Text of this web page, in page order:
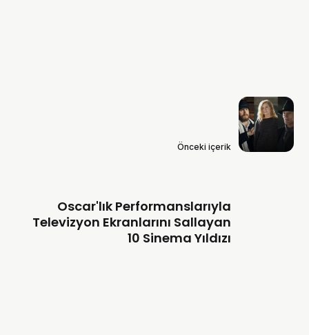
Önceki içerik
Oscar'lık Performanslarıyla
Televizyon Ekranlarını Sallayan
10 Sinema Yıldızı